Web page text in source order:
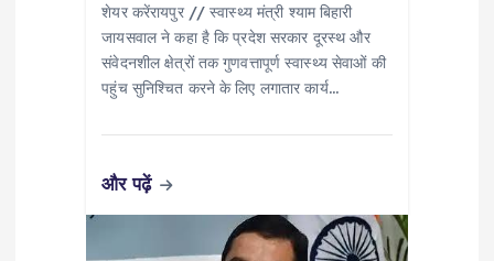
शेयर करेंरायपुर // स्वास्थ्य मंत्री श्याम बिहारी
जायसवाल ने कहा है कि प्रदेश सरकार दूरस्थ और
संवेदनशील क्षेत्रों तक गुणवत्तापूर्ण स्वास्थ्य सेवाओं की
पहुंच सुनिश्चित करने के लिए लगातार कार्य…
और पढ़ें